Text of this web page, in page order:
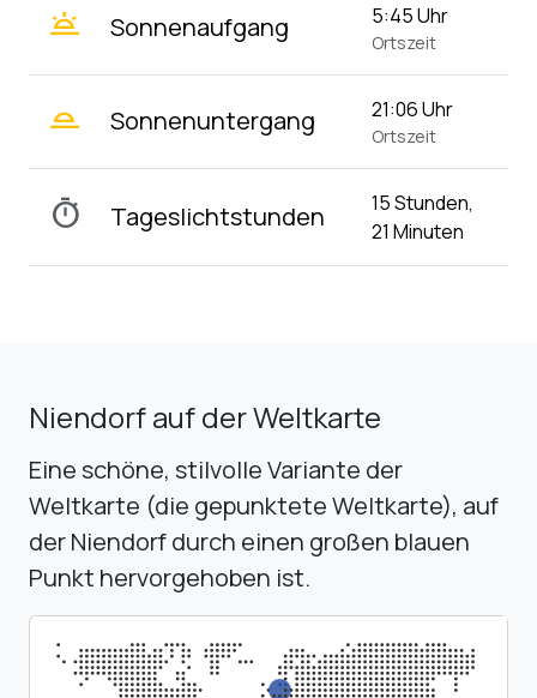
wb_twilight Sonnenaufgang 5:45 Uhr
Ortszeit
wb_twilight_2 Sonnenuntergang 21:06 Uhr
Ortszeit
timer Tageslichtstunden
15 Stunden,
21 Minuten
Niendorf auf der Weltkarte
Eine schöne, stilvolle Variante der
Weltkarte (die gepunktete Weltkarte), auf
der Niendorf durch einen großen blauen
Punkt hervorgehoben ist.